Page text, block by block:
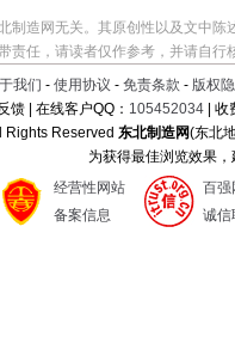
制造网无关。其原创性以及文中
责任，请读者仅作参考，并请自行
我们 - 使用协议 - 免责条款 - 版权
馈 | 在线客户QQ： 105452034 |
Rights Reserved东北制造网(东北
为获得最佳浏览效果
经营性网站
备案信息
百强
诚信